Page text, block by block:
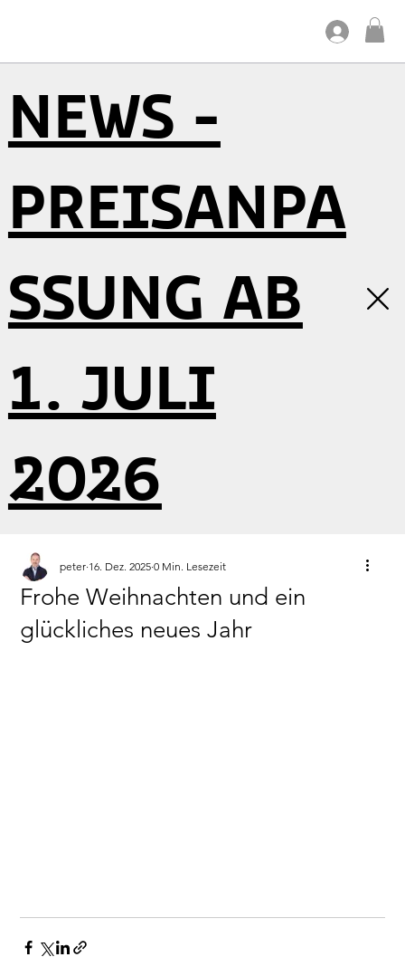
Frohe Weihnachten und ein
glückliches neues Jahr
peter 16. Dez. 2025 0 Min. Lesezeit
NEWS -
PREISANPA
SSUNG AB
1. JULI
2026